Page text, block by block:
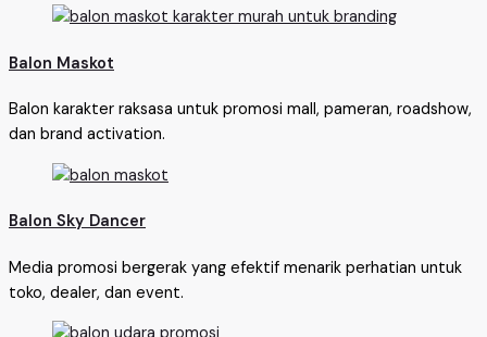
Balon Maskot
Balon karakter raksasa untuk promosi mall, pameran, roadshow,
dan brand activation.
Balon Sky Dancer
Media promosi bergerak yang efektif menarik perhatian untuk
toko, dealer, dan event.